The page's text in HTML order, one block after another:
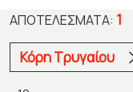
ΑΠΟΤΕΛΈΣΜΑΤΑ: 1
Κόρη Τρυγαίου